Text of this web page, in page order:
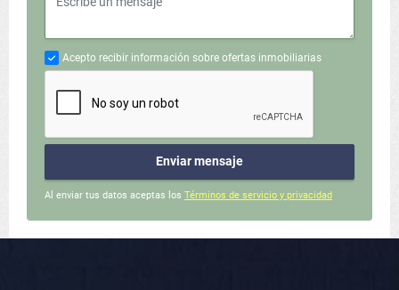
Acepto recibir información sobre ofertas inmobiliarias
Enviar mensaje
Al enviar tus datos aceptas los Términos de servicio y privacidad